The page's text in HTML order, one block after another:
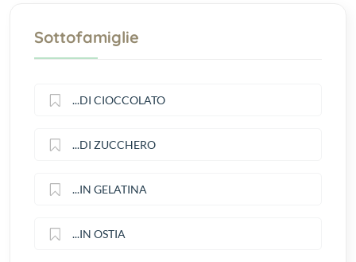
Sottofamiglie
...DI CIOCCOLATO
...DI ZUCCHERO
...IN GELATINA
...IN OSTIA